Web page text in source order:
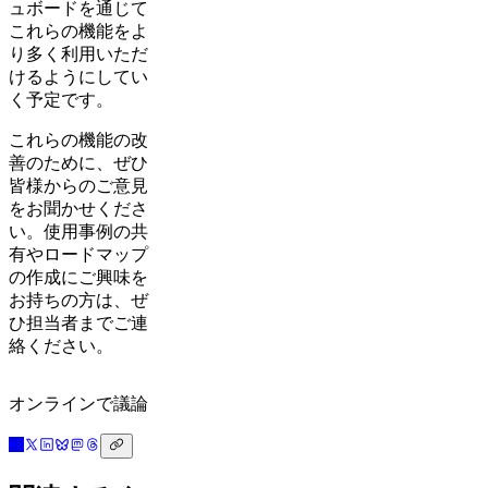
ュボードを通じて
これらの機能をよ
り多く利用いただ
けるようにしてい
く予定です。
これらの機能の改
善のために、ぜひ
皆様からのご意見
をお聞かせくださ
い。使用事例の共
有やロードマップ
の作成にご興味を
お持ちの方は、ぜ
ひ担当者までご連
絡ください。
オンラインで議論